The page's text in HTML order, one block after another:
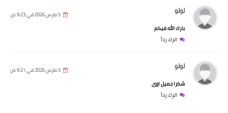
لولو 5 مارس 2026 في 9:23 ص
بارك الله فيكم
اترك رداً
لولو 5 مارس 2026 في 9:21 ص
شكرا جميل اوى
اترك رداً